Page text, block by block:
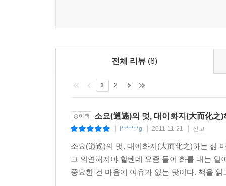
마음의 준비를 하라고 알려주기 위해 이런 글을 썼
한발 더 물러나 절대적인 소요에 다다를 수 없
메시지를 전달하는지도 모른다._소요유逍遙游: 위
자기 자신을 끊임없이 갈고?는 것을, 즉 장자의
밑바닥까지 내려갔다가 권력과 명예를 되찾은
시공을 초월하여 인류가 이룩해놓은 역사와 철
경지를 가늠할 수 없을 만큼 넓고 심오하다. 궁
인간성을 회복할 수 있는 방향을 제시한다. 하지
전체 리뷰 (8)
1 2
종이책 소요(逍遙)의 멋, 대이화지(大而化之)
l*******g 2011-11-21 신고
소요(逍遙)의 멋, 대이화지(大而化之)하는 삶
고 의연해져야 할텐데 요즘 들어 화를 내는
중요한 건 마음에 여유가 없는 탓이다. 책을